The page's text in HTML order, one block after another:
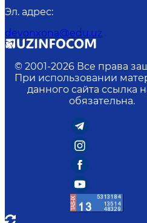
Эл. адрес:
devonxona@edu.uz
© 2001-2026 Все права
При использовании
данного сайта ссылка
обязательна.